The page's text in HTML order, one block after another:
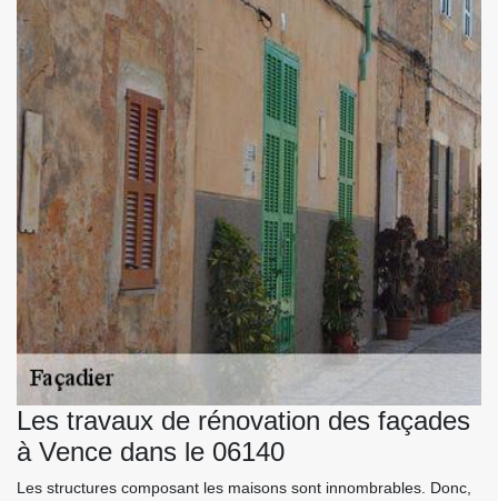
Les travaux de rénovation des façades
à Vence dans le 06140
Les structures composant les maisons sont innombrables. Donc,